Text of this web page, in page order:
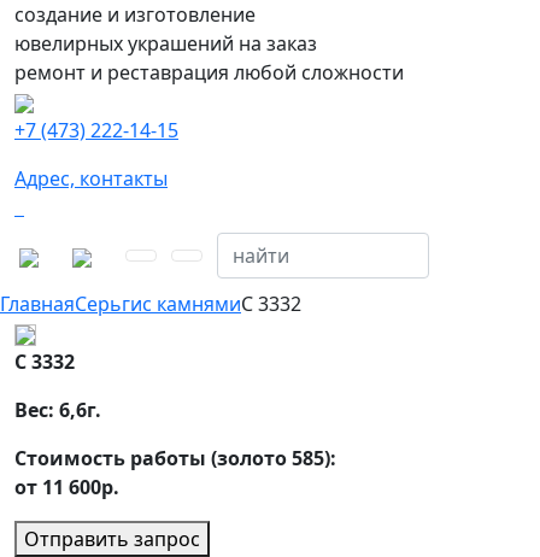
создание и изготовление
ювелирных украшений на заказ
ремонт и реставрация любой сложности
+7 (473) 222-14-15
Адрес, контакты
ГлавнаяСерьгис камнямиС 3332
С 3332
Вес: 6,6г.
Стоимость работы (золото 585):
от 11 600р.
Отправить запрос